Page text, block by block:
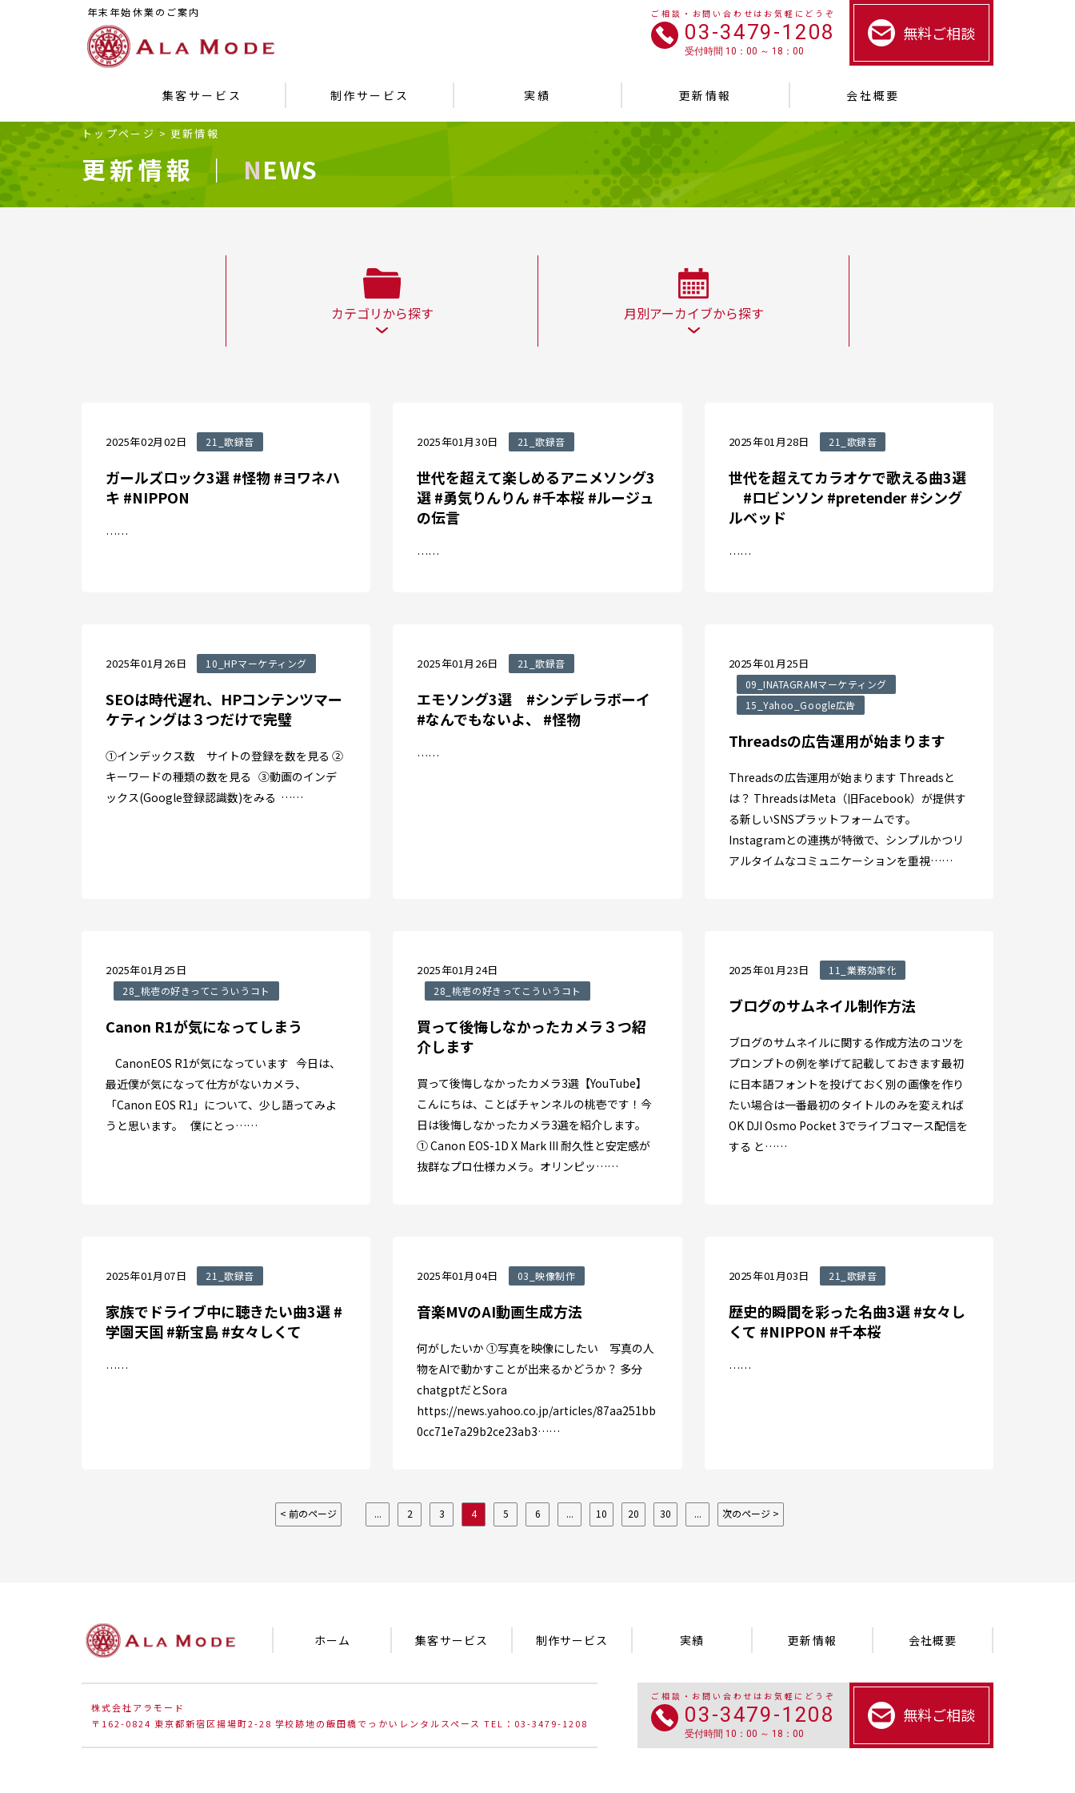
年末年始休業のご案内 ご相談・お問い合わせはお気軽にどうぞ
03-3479-1208
受付時間 10：00 ～ 18：00
無料ご相談
集客サービス 制作サービス 実績 更新情報 会社概要
トップページ > 更新情報
更新情報 ｜ NEWS
カテゴリから探す 月別アーカイブから探す
2025年02月02日 21_歌録音
ガールズロック3選 #怪物 #ヨワネハ
キ #NIPPON
……
2025年01月30日 21_歌録音
世代を超えて楽しめるアニメソング3
選 #勇気りんりん #千本桜 #ルージュ
の伝言
……
2025年01月28日 21_歌録音
世代を超えてカラオケで歌える曲3選
#ロビンソン #pretender #シング
ルベッド
……
2025年01月26日 10_HPマーケティング
SEOは時代遅れ、HPコンテンツマー
ケティングは３つだけで完璧
①インデックス数 サイトの登録を数を見る ②
キーワードの種類の数を見る ③動画のインデ
ックス(Google登録認識数)をみる ……
2025年01月26日 21_歌録音
エモソング3選 #シンデレラボーイ
#なんでもないよ、 #怪物
……
2025年01月25日
09_INATAGRAMマーケティング
15_Yahoo_Google広告
Threadsの広告運用が始まります
Threadsの広告運用が始まります Threadsと
は？ ThreadsはMeta（旧Facebook）が提供す
る新しいSNSプラットフォームです。
Instagramとの連携が特徴で、シンプルかつリ
アルタイムなコミュニケーションを重視……
2025年01月25日
28_桃壱の好きってこういうコト
Canon R1が気になってしまう
CanonEOS R1が気になっています 今日は、
最近僕が気になって仕方がないカメラ、
「Canon EOS R1」について、少し語ってみよ
うと思います。 僕にとっ……
2025年01月24日
28_桃壱の好きってこういうコト
買って後悔しなかったカメラ３つ紹
介します
買って後悔しなかったカメラ3選【YouTube】
こんにちは、ことばチャンネルの桃壱です！今
日は後悔しなかったカメラ3選を紹介します。
① Canon EOS-1D X Mark III 耐久性と安定感が
抜群なプロ仕様カメラ。オリンピッ……
2025年01月23日 11_業務効率化
ブログのサムネイル制作方法
ブログのサムネイルに関する作成方法のコツを
プロンプトの例を挙げて記載しておきます最初
に日本語フォントを投げておく別の画像を作り
たい場合は一番最初のタイトルのみを変えれば
OK DJI Osmo Pocket 3でライブコマース配信を
する と……
2025年01月07日 21_歌録音
家族でドライブ中に聴きたい曲3選 #
学園天国 #新宝島 #女々しくて
……
2025年01月04日 03_映像制作
音楽MVのAI動画生成方法
何がしたいか ①写真を映像にしたい 写真の人
物をAIで動かすことが出来るかどうか？ 多分
chatgptだとSora
https://news.yahoo.co.jp/articles/87aa251bb
0cc71e7a29b2ce23ab3……
2025年01月03日 21_歌録音
歴史的瞬間を彩った名曲3選 #女々し
くて #NIPPON #千本桜
……
< 前のページ ... 2 3 4 5 6 ... 10 20 30 ... 次のページ >
ホーム 集客サービス 制作サービス 実績 更新情報 会社概要
株式会社アラモード
〒162-0824 東京都新宿区揚場町2-28 学校跡地の飯田橋でっかいレンタルスペース TEL：03-3479-1208
ご相談・お問い合わせはお気軽にどうぞ
03-3479-1208
受付時間 10：00 ～ 18：00
無料ご相談